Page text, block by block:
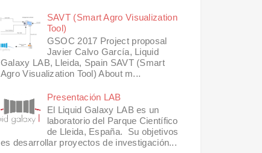
SAVT (Smart Agro Visualization
Tool)
GSOC 2017 Project proposal
Javier Calvo García, Liquid
Galaxy LAB, Lleida, Spain SAVT (Smart
Agro Visualization Tool) About m...
Presentación LAB
El Liquid Galaxy LAB es un
laboratorio del Parque Científico
de Lleida, España. Su objetivos
es desarrollar proyectos de investigación...